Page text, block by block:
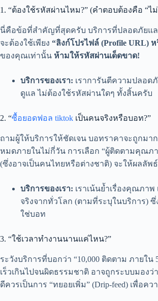
1. “ต้องใช้รหัสผ่านไหม?” (คำตอบต้องคือ “ไ
นี่คือข้อที่สำคัญที่สุดครับ บริการที่ปลอดภัยแล
จะต้องใช้เพียง “ลิงก์โปรไฟล์ (Profile URL) ห
ของคุณเท่านั้น ห้ามให้รหัสผ่านเด็ดขาด!
บริการของเรา: เราการันตีความปลอดภั
ดูแล ไม่ต้องใช้รหัสผ่านใดๆ ทั้งสิ้นครับ
2. “ซื้อยอดฟอล tiktok เป็นคนจริงหรือบอท?”
ถามผู้ให้บริการให้ชัดเจน บอทราคาจะถูกมา
หมดภายในไม่กี่วัน การเลือก “ผู้ติดตามคุณภ
(ซึ่งอาจเป็นคนไทยหรือต่างชาติ) จะให้ผลลัพ
บริการของเรา: เราเน้นย้ำเรื่องคุณภา
จริงจากทั่วโลก (ตามที่ระบุในบริการ) ซึ่
ใช่บอท
3. “ใช้เวลาทำงานนานแค่ไหน?”
ระวังบริการที่บอกว่า “10,000 ติดตาม ภายใน
เร็วเกินไปจนผิดธรรมชาติ อาจถูกระบบมองว่
ดีควรเป็นการ “ทยอยเพิ่ม” (Drip-feed) เพื่อคว